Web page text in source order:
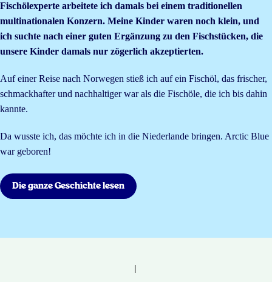
Fischölexperte arbeitete ich damals bei einem traditionellen
multinationalen Konzern. Meine Kinder waren noch klein, und
ich suchte nach einer guten Ergänzung zu den Fischstücken, die
unsere Kinder damals nur zögerlich akzeptierten.
Auf einer Reise nach Norwegen stieß ich auf ein Fischöl, das frischer,
schmackhafter und nachhaltiger war als die Fischöle, die ich bis dahin
kannte.
Da wusste ich, das möchte ich in die Niederlande bringen. Arctic Blue
war geboren!
Die ganze Geschichte lesen